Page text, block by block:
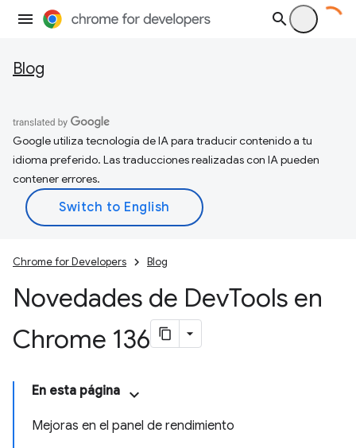
Blog
Google utiliza tecnología de IA para traducir contenido a tu
idioma preferido. Las traducciones realizadas con IA pueden
contener errores.
Chrome for Developers Blog
Novedades de DevTools en
Chrome 136
En esta página
Mejoras en el panel de rendimiento